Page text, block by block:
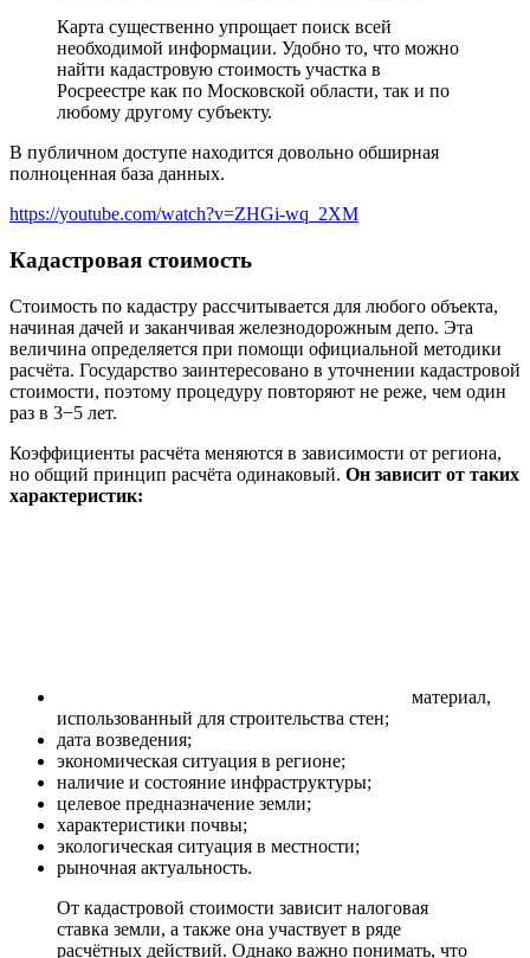
Карта существенно упрощает поиск всей
необходимой информации. Удобно то, что можно
найти кадастровую стоимость участка в
Росреестре как по Московской области, так и по
любому другому субъекту.
В публичном доступе находится довольно обширная
полноценная база данных.
https://youtube.com/watch?v=ZHGi-wq_2XM
Кадастровая стоимость
Стоимость по кадастру рассчитывается для любого объекта,
начиная дачей и заканчивая железнодорожным депо. Эта
величина определяется при помощи официальной методики
расчёта. Государство заинтересовано в уточнении кадастровой
стоимости, поэтому процедуру повторяют не реже, чем один
раз в 3−5 лет.
Коэффициенты расчёта меняются в зависимости от региона,
но общий принцип расчёта одинаковый. Он зависит от таких
характеристик:
материал,
использованный для строительства стен;
дата возведения;
экономическая ситуация в регионе;
наличие и состояние инфраструктуры;
целевое предназначение земли;
характеристики почвы;
экологическая ситуация в местности;
рыночная актуальность.
От кадастровой стоимости зависит налоговая
ставка земли, а также она участвует в ряде
расчётных действий. Однако важно понимать, что